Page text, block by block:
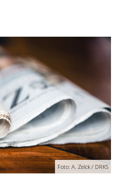
Foto: A. Zelck / DRKS